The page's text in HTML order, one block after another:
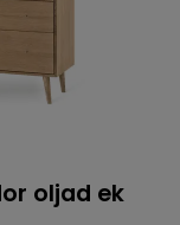
oljad ek